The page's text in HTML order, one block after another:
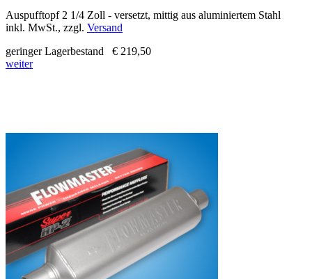
Auspufftopf 2 1/4 Zoll - versetzt, mittig aus aluminiertem Stahl
inkl. MwSt., zzgl. Versand
geringer Lagerbestand
€ 219,50
weiter